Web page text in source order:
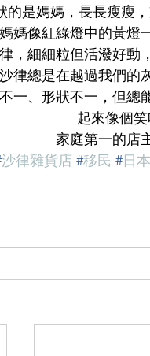
的是媽媽，長長瘦瘦
媽像紅綠燈中的黃燈
，細細粒但活潑好
律總是在越過我們的
一、形狀不一，但總
起來像個笑
家庭第一的店
沙律雜貨店 #移民 #日本